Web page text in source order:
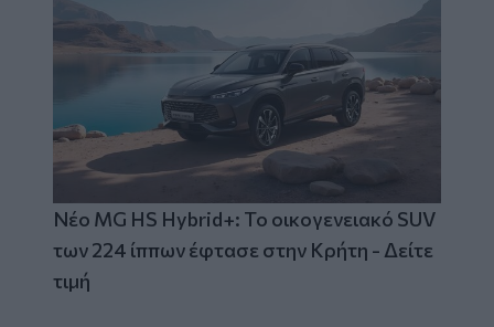
Νέο MG HS Hybrid+: Το οικογενειακό SUV
των 224 ίππων έφτασε στην Κρήτη - Δείτε
τιμή